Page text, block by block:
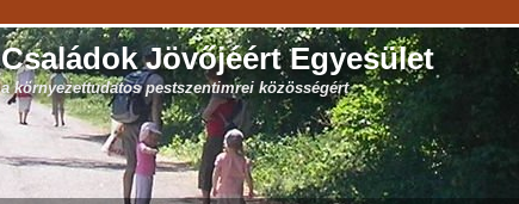
Családok Jövőjéért Egyesület
a környezettudatos pestszentimrei közösségért